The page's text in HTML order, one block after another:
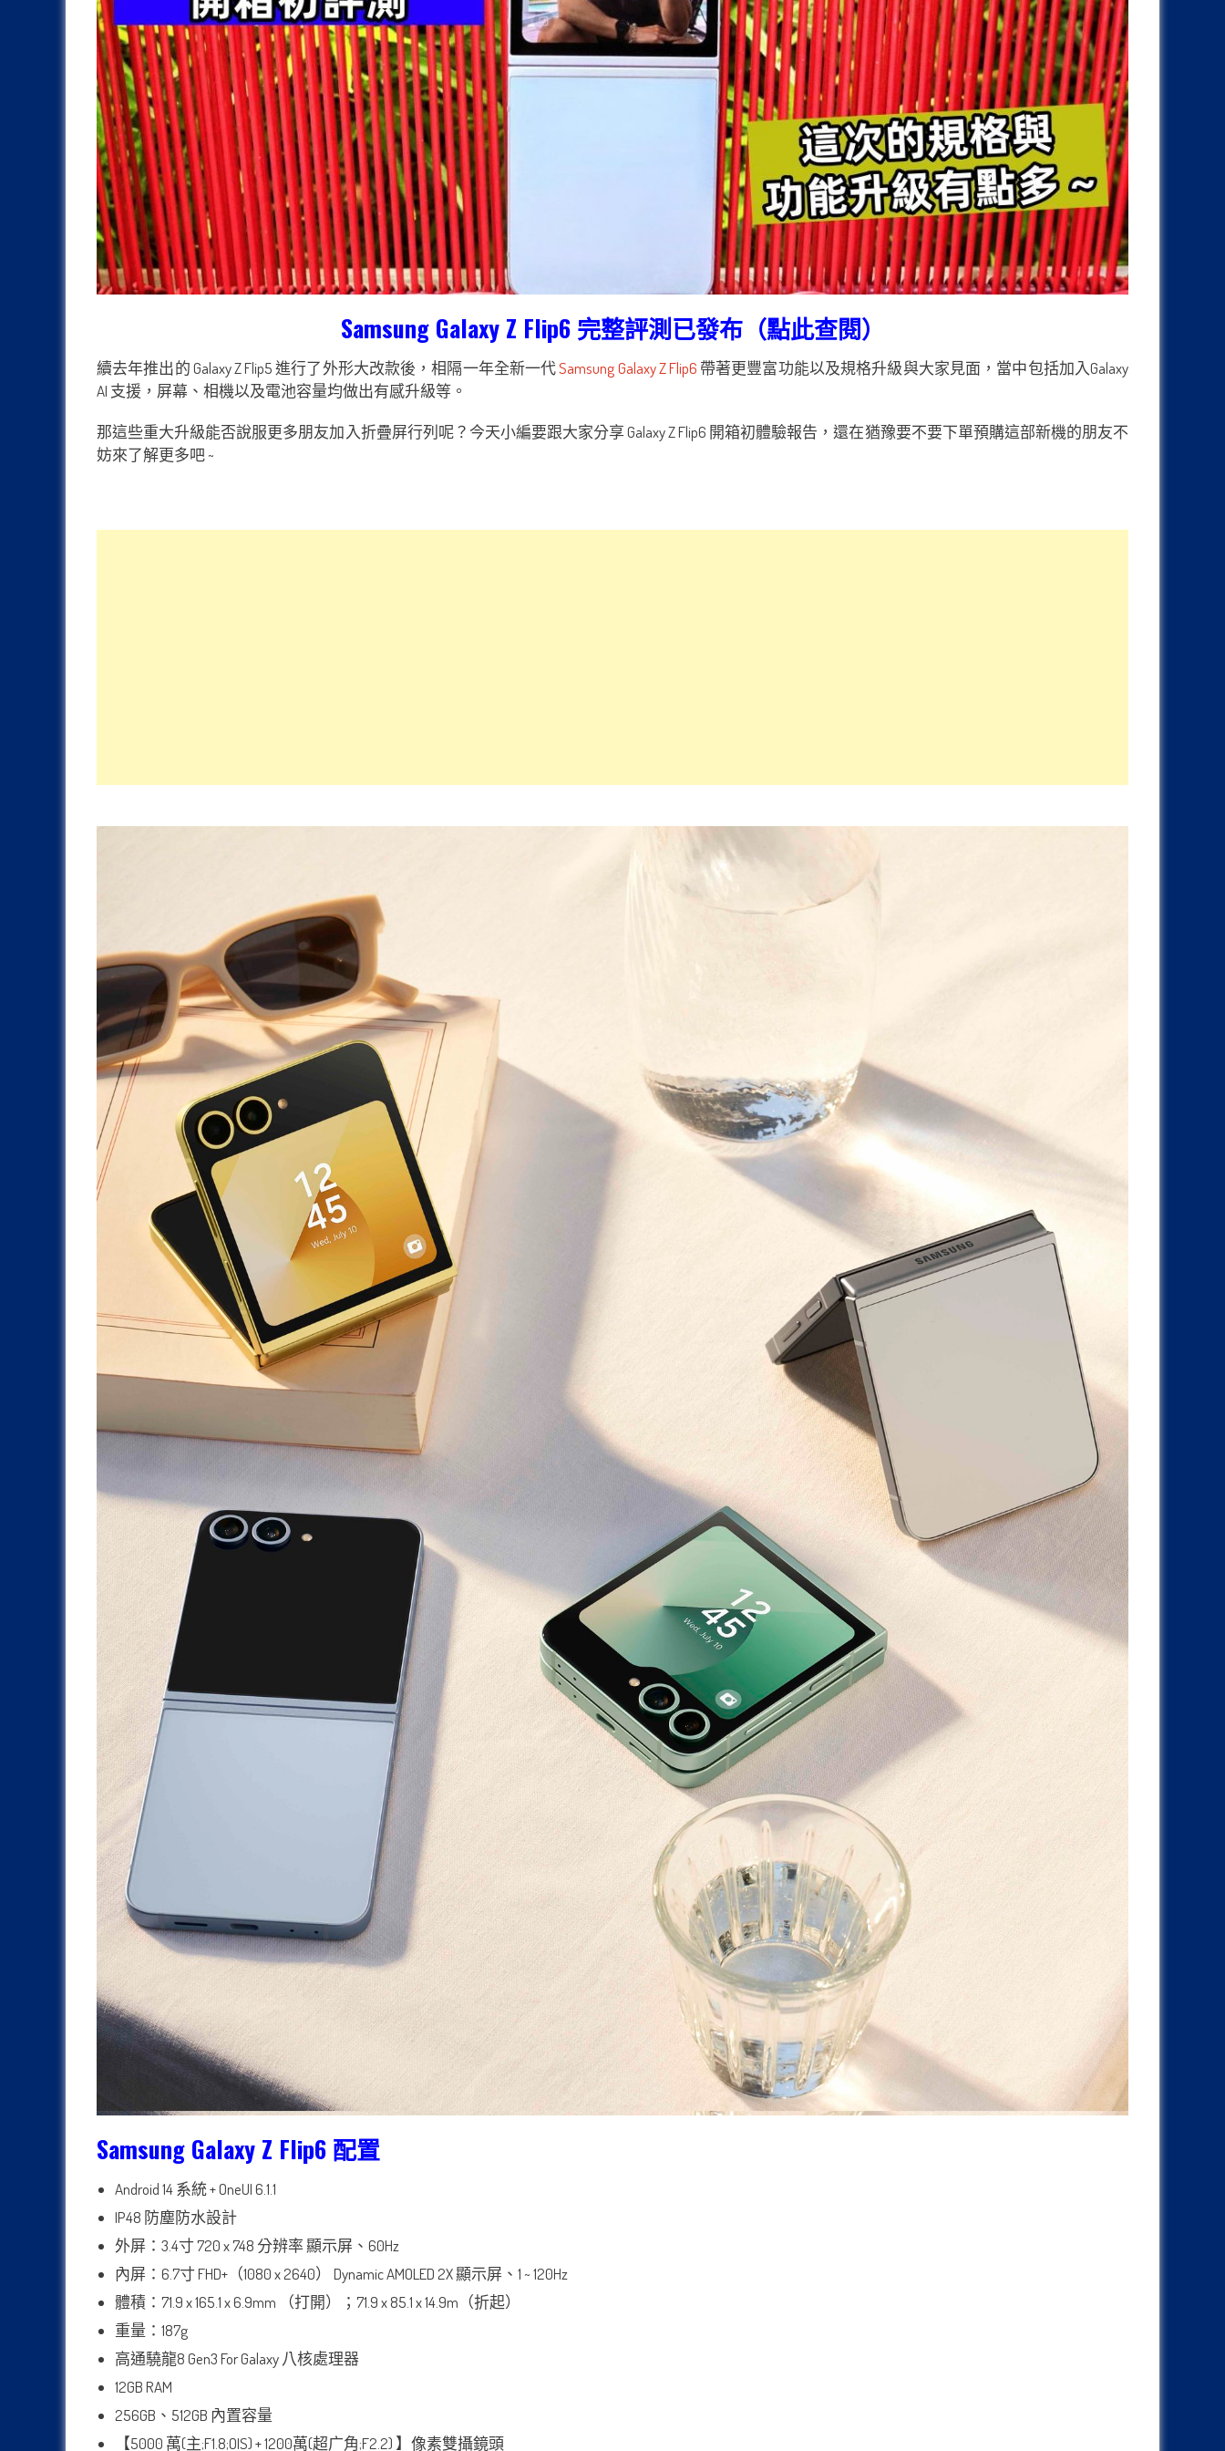
Samsung Galaxy Z Flip6 完整評測已發布（點此查閱）
續去年推出的 Galaxy Z Flip5 進行了外形大改款後，相隔一年全新一代Samsung Galaxy Z Flip6 帶著更豐富​​功能以及規格升級與大家見面，當中包括加入Galaxy
AI 支援，屏幕、相機以及電池容量均做出有感升級等。
那這些重大升級能否說服更多朋友加入折疊屏行列呢？今天小編要跟大家分享 Galaxy Z Flip6 開箱初體驗報告，還在猶豫要不要下單預購這部新機的朋友不
妨來了解更多吧 ~
Samsung Galaxy Z Flip6 配置
Android 14 系統 + OneUI 6.1.1
IP48 防塵防水設計
外屏：3.4寸 720 x 748 分辨率 顯示屏、60Hz
內屏：6.7寸 FHD+（1080 x 2640） Dynamic AMOLED 2X 顯示屏、1 ~ 120Hz
體積：71.9 x 165.1 x 6.9mm （打開）；71.9 x 85.1 x 14.9m（折起）
重量：187g
高通驍龍8 Gen3 For Galaxy 八核處理器
12GB RAM
256GB、512GB 內置容量
【5000 萬(主;F1.8;OIS) + 1200萬(超广角;F2.2) 】像素雙攝鏡頭